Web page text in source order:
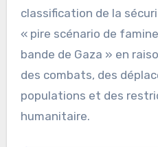
classification de la
« pire scénario de
bande de Gaza » en
des combats, des
populations et des
humanitaire.